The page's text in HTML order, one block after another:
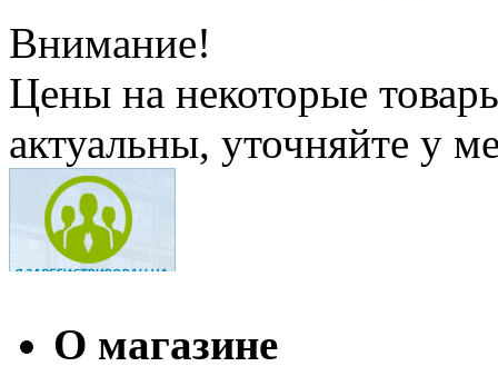
Внимание!
Цены на некоторые
актуальны, уточняйте у
О магазине